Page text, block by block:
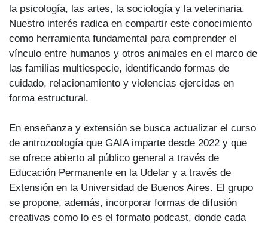
la psicología, las artes, la sociología y la veterinaria.
Nuestro interés radica en compartir este conocimiento
como herramienta fundamental para comprender el
vínculo entre humanos y otros animales en el marco de
las familias multiespecie, identificando formas de
cuidado, relacionamiento y violencias ejercidas en
forma estructural.
En enseñanza y extensión se busca actualizar el curso
de antrozoología que GAIA imparte desde 2022 y que
se ofrece abierto al público general a través de
Educación Permanente en la Udelar y a través de
Extensión en la Universidad de Buenos Aires. El grupo
se propone, además, incorporar formas de difusión
creativas como lo es el formato podcast, donde cada